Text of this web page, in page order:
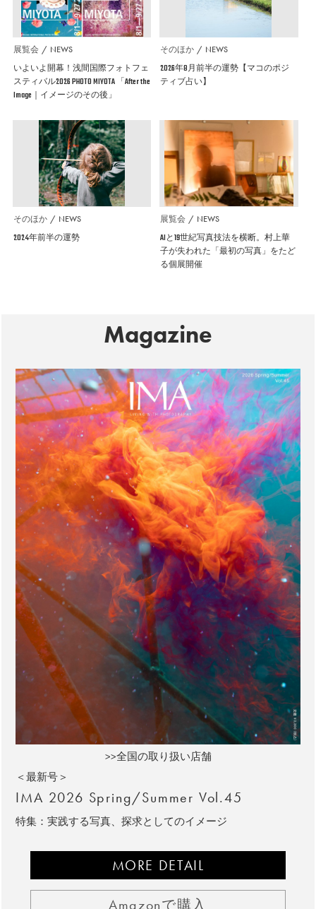
展覧会 NEWS
いよいよ開幕！浅間国際フォトフェ
スティバル2026 PHOTO MIYOTA 「After the
Image｜イメージのその後」
そのほか NEWS
2026年8月前半の運勢【マコのポジ
ティブ占い】
そのほか NEWS
2024年前半の運勢
展覧会 NEWS
AIと19世紀写真技法を横断。村上華
子が失われた「最初の写真」をたど
る個展開催
Magazine
>>全国の取り扱い店舗
＜最新号＞
IMA 2026 Spring/Summer Vol.45
特集：実践する写真、探求としてのイメージ
MORE DETAIL
Amazonで購入